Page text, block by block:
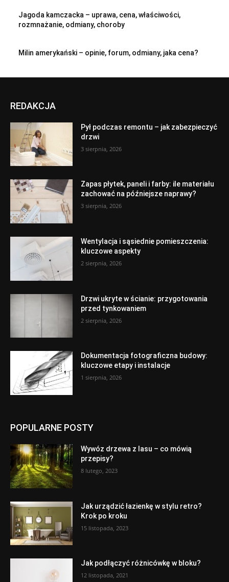
Jagoda kamczacka – uprawa, cena, właściwości,
rozmnażanie, odmiany, choroby
Milin amerykański – opinie, forum, odmiany, jaka cena?
REDAKCJA
Pył podczas remontu – jak zabezpieczyć
drzwi
3 sierpnia, 2026
Zapas płytek, paneli i farby: ile materiału
zachować na późniejsze naprawy?
3 sierpnia, 2026
Wentylacja i sąsiednie pomieszczenia:
kluczowe aspekty
2 sierpnia, 2026
Drzwi ukryte w ścianie: przygotowania
przed tynkowaniem
2 sierpnia, 2026
Dokumentacja fotograficzna budowy:
kluczowe etapy i instalacje
1 sierpnia, 2026
POPULARNE POSTY
Wywóz drzewa z lasu – co mówią
przepisy?
8 lutego, 2023
Jak urządzić łazienkę w stylu retro?
Krok po kroku
15 listopada, 2023
Jak podłączyć różnicówkę w bloku?
12 listopada, 2021